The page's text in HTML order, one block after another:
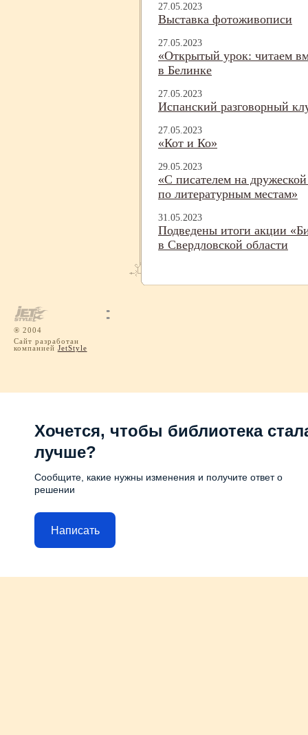
27.05.2023
Выставка фотоживописи
27.05.2023
«Открытый урок: читаем
в Белинке
27.05.2023
Испанский разговорный
27.05.2023
«Кот и Ко»
29.05.2023
«С писателем на
по литературным местам»
31.05.2023
Подведены итоги акции
в Свердловской области
® 2004
Сайт разработан
компанией JetStyle
Хочется, чтобы библиотека
лучше?
Сообщите, какие нужны изменения и получите ответ о
решении
Написать